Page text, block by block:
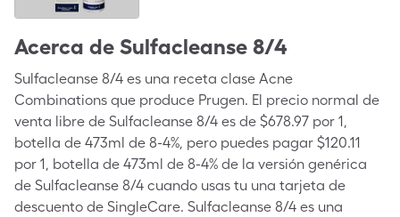
Acerca de Sulfacleanse 8/4
Sulfacleanse 8/4 es una receta clase Acne
Combinations que produce Prugen. El precio normal de
venta libre de Sulfacleanse 8/4 es de $678.97 por 1,
botella de 473ml de 8-4%, pero puedes pagar $120.11
por 1, botella de 473ml de 8-4% de la versión genérica
de Sulfacleanse 8/4 cuando usas tu una tarjeta de
descuento de SingleCare. Sulfacleanse 8/4 es una